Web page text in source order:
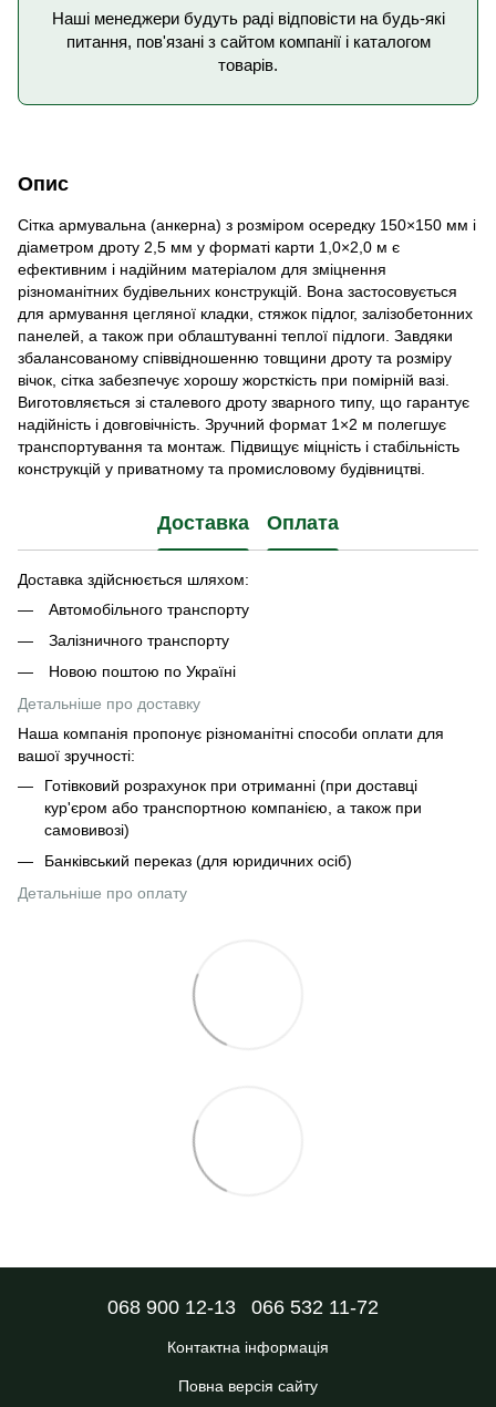
Наші менеджери будуть раді відповісти на будь-які
питання, пов'язані з сайтом компанії і каталогом
товарів.
Опис
Сітка армувальна (анкерна) з розміром осередку 150×150 мм і
діаметром дроту 2,5 мм у форматі карти 1,0×2,0 м є
ефективним і надійним матеріалом для зміцнення
різноманітних будівельних конструкцій. Вона застосовується
для армування цегляної кладки, стяжок підлог, залізобетонних
панелей, а також при облаштуванні теплої підлоги. Завдяки
збалансованому співвідношенню товщини дроту та розміру
вічок, сітка забезпечує хорошу жорсткість при помірній вазі.
Виготовляється зі сталевого дроту зварного типу, що гарантує
надійність і довговічність. Зручний формат 1×2 м полегшує
транспортування та монтаж. Підвищує міцність і стабільність
конструкцій у приватному та промисловому будівництві.
Доставка Оплата
Доставка здійснюється шляхом:
Автомобільного транспорту
Залізничного транспорту
Новою поштою по Україні
Детальніше про доставку
Наша компанія пропонує різноманітні способи оплати для
вашої зручності:
Готівковий розрахунок при отриманні (при доставці
кур'єром або транспортною компанією, а також при
самовивозі)
Банківський переказ (для юридичних осіб)
Детальніше про оплату
068 900 12-13 066 532 11-72
Контактна інформація
Повна версія сайту